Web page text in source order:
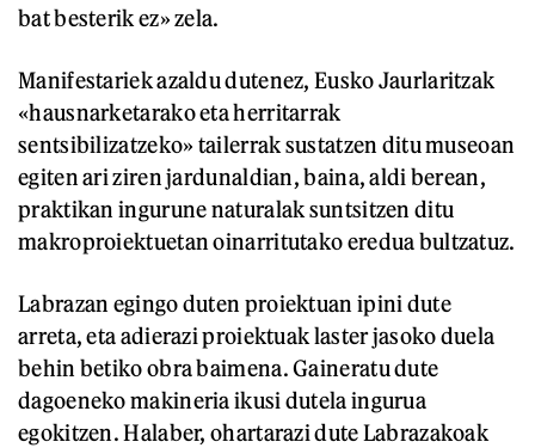
bat besterik ez» zela.
Manifestariek azaldu dutenez, Eusko Jaurlaritzak
«hausnarketarako eta herritarrak
sentsibilizatzeko» tailerrak sustatzen ditu museoan
egiten ari ziren jardunaldian, baina, aldi berean,
praktikan ingurune naturalak suntsitzen ditu
makroproiektuetan oinarritutako eredua bultzatuz.
Labrazan egingo duten proiektuan ipini dute
arreta, eta adierazi proiektuak laster jasoko duela
behin betiko obra baimena. Gaineratu dute
dagoeneko makineria ikusi dutela ingurua
egokitzen. Halaber, ohartarazi dute Labrazakoak